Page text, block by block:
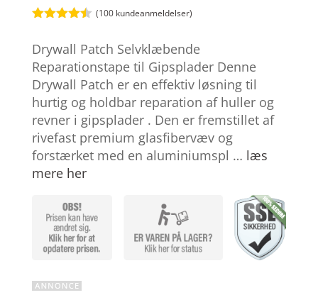
ud af 5
baseret
på
kundebedø
mmelser
(100 kundeanmeldelser)
Drywall Patch Selvklæbende
Reparationstape til Gipsplader Denne
Drywall Patch er en effektiv løsning til
hurtig og holdbar reparation af huller og
revner i gipsplader . Den er fremstillet af
rivefast premium glasfibervæv og
forstærket med en aluminiumspl … læs
mere her